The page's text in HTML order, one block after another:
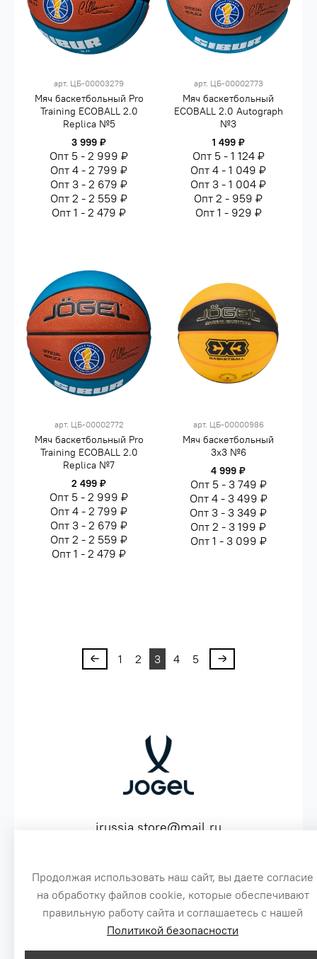
арт. ЦБ-00003279
Мяч баскетбольный Pro
Training ECOBALL 2.0
Replica №5
3 999 ₽
Опт 5 - 2 999 ₽
Опт 4 - 2 799 ₽
Опт 3 - 2 679 ₽
Опт 2 - 2 559 ₽
Опт 1 - 2 479 ₽
арт. ЦБ-00002773
Мяч баскетбольный
ECOBALL 2.0 Autograph
№3
1 499 ₽
Опт 5 - 1 124 ₽
Опт 4 - 1 049 ₽
Опт 3 - 1 004 ₽
Опт 2 - 959 ₽
Опт 1 - 929 ₽
арт. ЦБ-00002772
Мяч баскетбольный Pro
Training ECOBALL 2.0
Replica №7
2 499 ₽
Опт 5 - 2 999 ₽
Опт 4 - 2 799 ₽
Опт 3 - 2 679 ₽
Опт 2 - 2 559 ₽
Опт 1 - 2 479 ₽
арт. ЦБ-00000986
Мяч баскетбольный
3x3 №6
4 999 ₽
Опт 5 - 3 749 ₽
Опт 4 - 3 499 ₽
Опт 3 - 3 349 ₽
Опт 2 - 3 199 ₽
Опт 1 - 3 099 ₽
1 2 3 4 5
jrussia.store@mail.ru
Сайт создан специально по заказу, для оптовых продаж бренда Jogel
Продолжая использовать наш сайт, вы даете согласие
на обработку файлов cookie, которые обеспечивают
правильную работу сайта и соглашаетесь с нашей
Политикой безопасности
3